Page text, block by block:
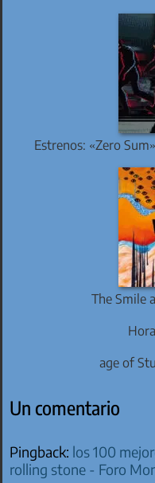
Estrenos: «Zero
The Smile
age of
Un comentario
Pingback: los 100
rolling stone - Foro